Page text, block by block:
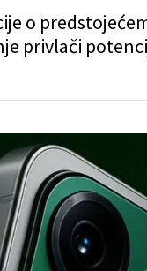
o
privlači